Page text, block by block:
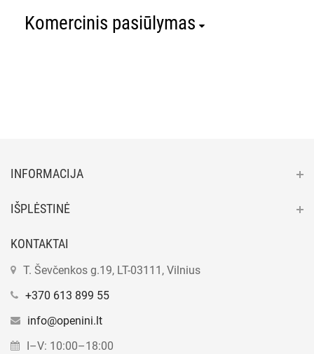
Komercinis pasiūlymas
INFORMACIJA
IŠPLĖSTINĖ
KONTAKTAI
T. Ševčenkos g.19, LT-03111, Vilnius
+370 613 899 55
info@openini.lt
I–V: 10:00–18:00